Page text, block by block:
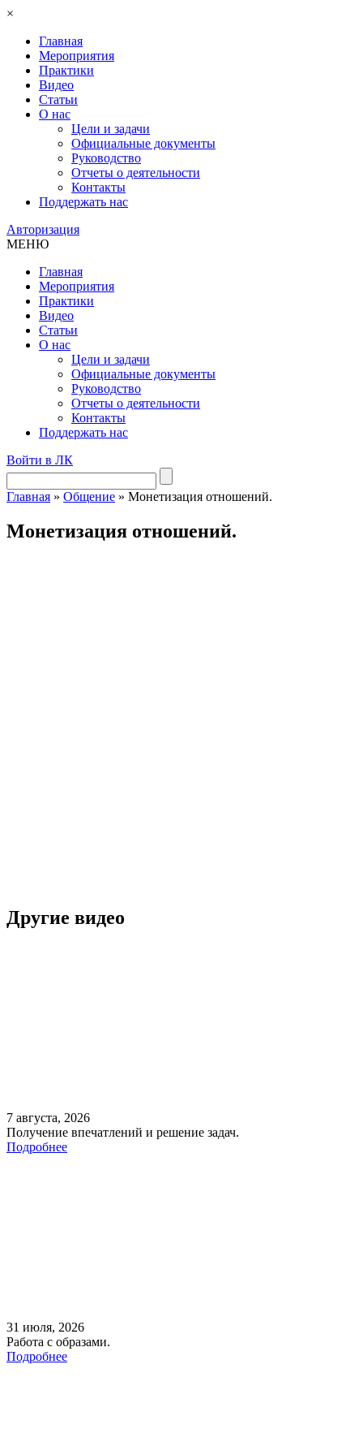
×
Главная
Мероприятия
Практики
Видео
Статьи
О нас
Цели и задачи
Официальные документы
Руководство
Отчеты о деятельности
Контакты
Поддержать нас
Авторизация
МЕНЮ
Главная
Мероприятия
Практики
Видео
Статьи
О нас
Цели и задачи
Официальные документы
Руководство
Отчеты о деятельности
Контакты
Поддержать нас
Войти в ЛК
Главная » Общение » Монетизация отношений.
Монетизация отношений.
Другие видео
7 августа, 2026
Получение впечатлений и решение задач.
Подробнее
31 июля, 2026
Работа с образами.
Подробнее